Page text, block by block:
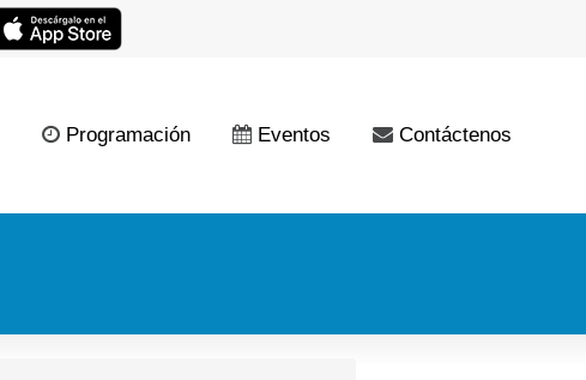
Programación Eventos Contáctenos